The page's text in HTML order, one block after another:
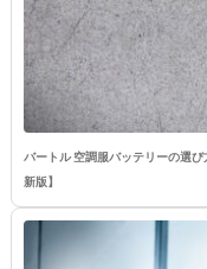
バートル 空調服バッテリーの選
新版】